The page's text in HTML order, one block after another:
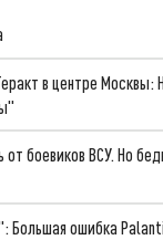
в центре Москвы:
от боевиков ВСУ. Но
Большая ошибка